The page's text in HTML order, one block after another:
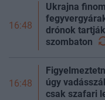
16:48
Ukrajna
drónok
szombaton
16:48
úgy
csak szafari